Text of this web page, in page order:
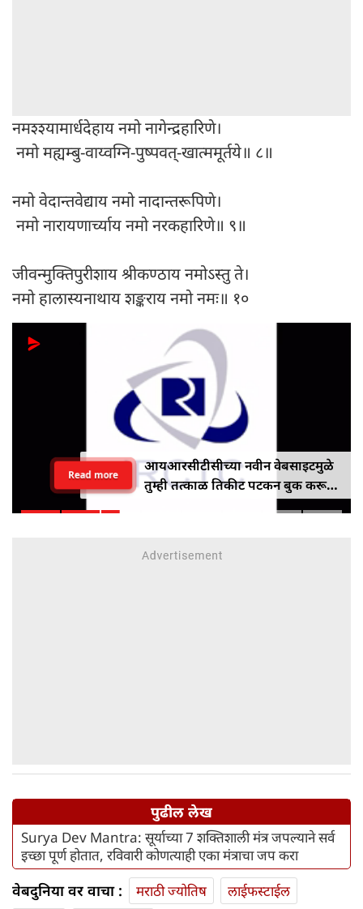
नमश्श्यामार्धदेहाय नमो नागेन्द्रहारिणे।
नमो मह्यम्बु-वाय्वग्नि-पुष्पवत्-खात्ममूर्तये॥ ८॥
नमो वेदान्तवेद्याय नमो नादान्तरूपिणे।
नमो नारायणार्च्याय नमो नरकहारिणे॥ ९॥
जीवन्मुक्तिपुरीशाय श्रीकण्ठाय नमोऽस्तु ते।
नमो हालास्यनाथाय शङ्कराय नमो नमः॥ १०
आयआरसीटीसीच्या नवीन वेबसाइटमुळे
तुम्ही तत्काळ तिकीट पटकन बुक करू
Read more
पुढील लेख
Surya Dev Mantra: सूर्याच्या 7 शक्तिशाली मंत्र जपल्याने सर्व
इच्छा पूर्ण होतात, रविवारी कोणत्याही एका मंत्राचा जप करा
वेबदुनिया वर वाचा : मराठी ज्योतिष लाईफस्टाईल